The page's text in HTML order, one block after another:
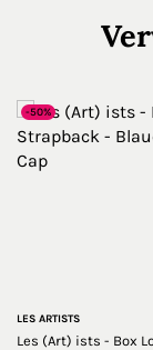
-50%
LES ARTISTS
Les (Art) ists - Box